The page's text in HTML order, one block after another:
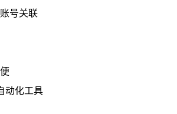
号关联
动化工具